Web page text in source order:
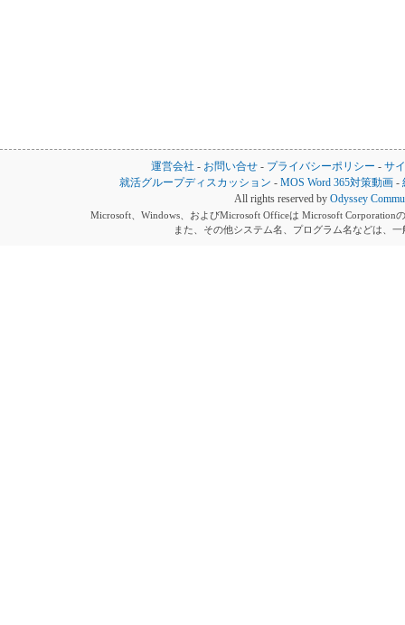
運営会社 - お問い合せ - プライバシーポリシー - サ
就活グループディスカッション -MOS Word 365対策動画 -
All rights reserved by Odyssey
Microsoft、Windows、およびMicrosoft Officeは Microsoft Corporation
また、その他システム名、プログラム名などは、